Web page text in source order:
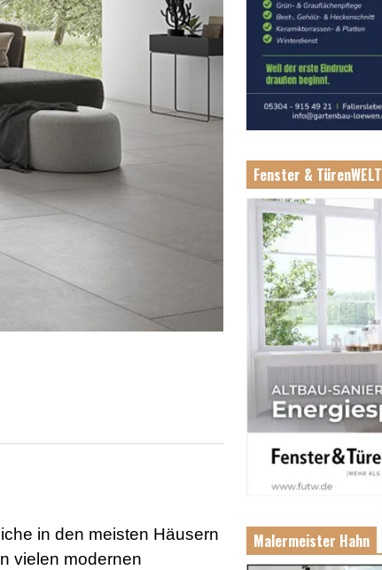
in den meisten Häusern
vielen modernen
Fenster & TürenWELT
Malermeister Hahn